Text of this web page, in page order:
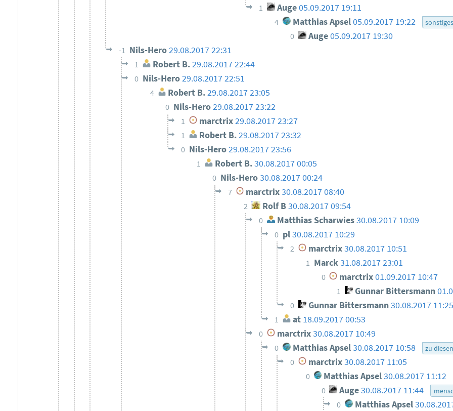
1 Auge05.09.2017 19:11
4 Matthias Apsel05.09.2017 19:22 sonstiges
0 Auge05.09.2017 19:30
-1 Nils-Hero29.08.2017 22:31
1 Robert B. 29.08.2017 22:44
0 Nils-Hero29.08.2017 22:51
4 Robert B.29.08.2017 23:05
0 Nils-Hero29.08.2017 23:22
1 marctrix29.08.2017 23:27
1 Robert B.29.08.2017 23:32
0 Nils-Hero29.08.2017 23:56
1 Robert B.30.08.2017 00:05
0 Nils-Hero30.08.2017 00:24
7 marctrix 30.08.2017 08:40
2 Rolf B30.08.2017 09:54
0 Matthias Scharwies30.08.2017 10:09
0 pl30.08.2017 10:29
2 marctrix30.08.2017 10:51
1 Marck31.08.2017 23:01
0 marctrix01.09.2017 10:47
1 Gunnar Bittersmann
0 Gunnar Bittersmann30.08.2017 11:25
1 at 18.09.2017 00:53
0 marctrix30.08.2017 10:49
0 Matthias Apsel30.08.2017 10:58 zu
0 marctrix30.08.2017 11:05
0 Matthias Apsel 30.08.2017 11:12
0 Auge30.08.2017 11:44
0 Matthias Apsel